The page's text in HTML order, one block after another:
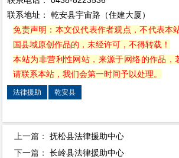
联系地址： 乾安县宇宙路（住建大厦）
免责声明：本文仅代表作者观点，不代表本
国县域原创作品的，未经许可，不得转载！
本站为非营利性网站，来源于网络的作品，
请联系本站，我们会第一时间予以处理。
法律援助 乾安县
上一篇：抚松县法律援助中心
下一篇：长岭县法律援助中心